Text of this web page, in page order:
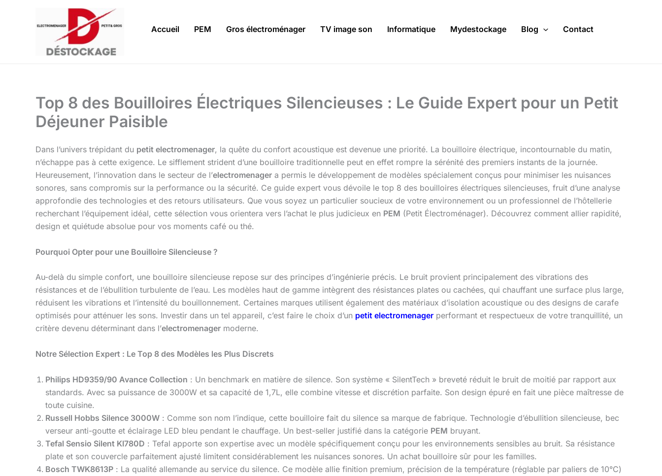
Accueil PEM Gros électroménager TV image son Informatique Mydestockage Blog Contact
Top 8 des Bouilloires Électriques Silencieuses : Le Guide Expert pour un Petit
Déjeuner Paisible
Dans l’univers trépidant du petit electromenager, la quête du confort acoustique est devenue une priorité. La bouilloire électrique, incontournable du matin,
n’échappe pas à cette exigence. Le sifflement strident d’une bouilloire traditionnelle peut en effet rompre la sérénité des premiers instants de la journée.
Heureusement, l’innovation dans le secteur de l’electromenager a permis le développement de modèles spécialement conçus pour minimiser les nuisances
sonores, sans compromis sur la performance ou la sécurité. Ce guide expert vous dévoile le top 8 des bouilloires électriques silencieuses, fruit d’une analyse
approfondie des technologies et des retours utilisateurs. Que vous soyez un particulier soucieux de votre environnement ou un professionnel de l’hôtellerie
recherchant l’équipement idéal, cette sélection vous orientera vers l’achat le plus judicieux en PEM (Petit Électroménager). Découvrez comment allier rapidité,
design et quiétude absolue pour vos moments café ou thé.
Pourquoi Opter pour une Bouilloire Silencieuse ?
Au-delà du simple confort, une bouilloire silencieuse repose sur des principes d’ingénierie précis. Le bruit provient principalement des vibrations des
résistances et de l’ébullition turbulente de l’eau. Les modèles haut de gamme intègrent des résistances plates ou cachées, qui chauffant une surface plus large,
réduisent les vibrations et l’intensité du bouillonnement. Certaines marques utilisent également des matériaux d’isolation acoustique ou des designs de carafe
optimisés pour atténuer les sons. Investir dans un tel appareil, c’est faire le choix d’un petit electromenager performant et respectueux de votre tranquillité, un
critère devenu déterminant dans l’electromenager moderne.
Notre Sélection Expert : Le Top 8 des Modèles les Plus Discrets
Philips HD9359/90 Avance Collection : Un benchmark en matière de silence. Son système « SilentTech » breveté réduit le bruit de moitié par rapport aux
standards. Avec sa puissance de 3000W et sa capacité de 1,7L, elle combine vitesse et discrétion parfaite. Son design épuré en fait une pièce maîtresse de
toute cuisine.
Russell Hobbs Silence 3000W : Comme son nom l’indique, cette bouilloire fait du silence sa marque de fabrique. Technologie d’ébullition silencieuse, bec
verseur anti-goutte et éclairage LED bleu pendant le chauffage. Un best-seller justifié dans la catégorie PEM bruyant.
Tefal Sensio Silent KI780D : Tefal apporte son expertise avec un modèle spécifiquement conçu pour les environnements sensibles au bruit. Sa résistance
plate et son couvercle parfaitement ajusté limitent considérablement les nuisances sonores. Un achat bouilloire sûr pour les familles.
Bosch TWK8613P : La qualité allemande au service du silence. Ce modèle allie finition premium, précision de la température (réglable par paliers de 10°C)